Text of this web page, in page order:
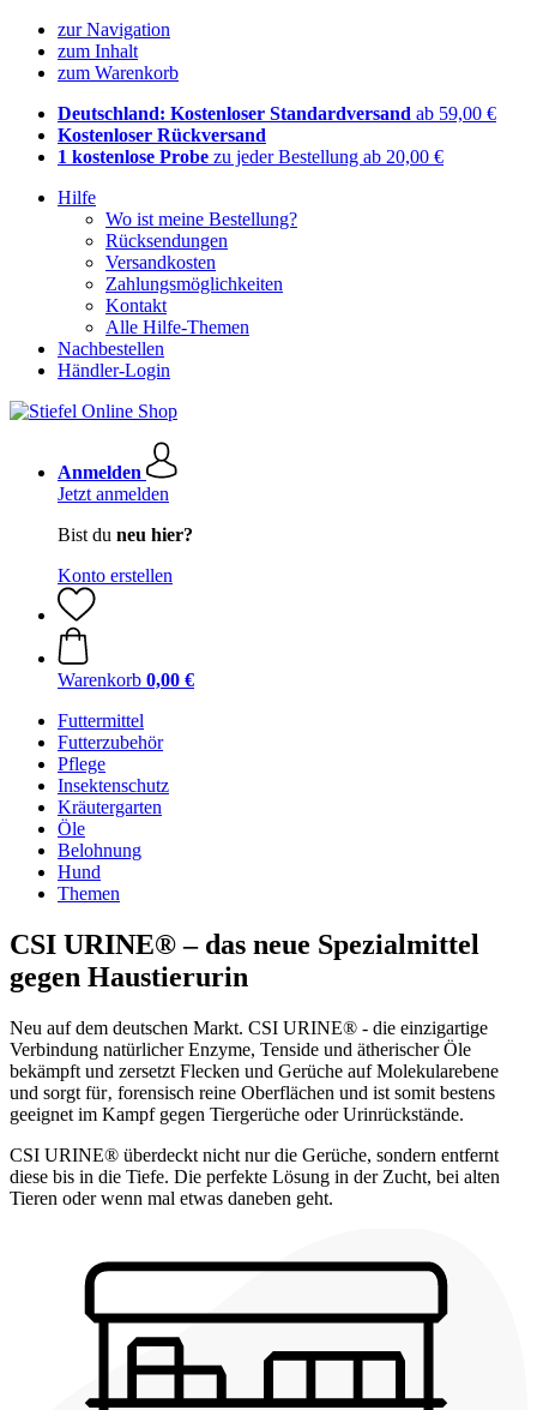
zur Navigation
zum Inhalt
zum Warenkorb
Deutschland: Kostenloser Standardversand ab 59,00 €
Kostenloser Rückversand
1 kostenlose Probe zu jeder Bestellung ab 20,00 €
Hilfe
Wo ist meine Bestellung?
Rücksendungen
Versandkosten
Zahlungsmöglichkeiten
Kontakt
Alle Hilfe-Themen
Nachbestellen
Händler-Login
Anmelden
Jetzt anmelden
Bist du neu hier?
Konto erstellen
Warenkorb 0,00 €
Futtermittel
Futterzubehör
Pflege
Insektenschutz
Kräutergarten
Öle
Belohnung
Hund
Themen
CSI URINE® – das neue Spezialmittel
gegen Haustierurin
Neu auf dem deutschen Markt. CSI URINE® - die einzigartige
Verbindung natürlicher Enzyme, Tenside und ätherischer Öle
bekämpft und zersetzt Flecken und Gerüche auf Molekularebene
und sorgt für‚ forensisch reine Oberflächen und ist somit bestens
geeignet im Kampf gegen Tiergerüche oder Urinrückstände.
CSI URINE® überdeckt nicht nur die Gerüche, sondern entfernt
diese bis in die Tiefe. Die perfekte Lösung in der Zucht, bei alten
Tieren oder wenn mal etwas daneben geht.